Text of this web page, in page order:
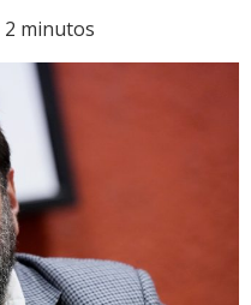
2 minutos